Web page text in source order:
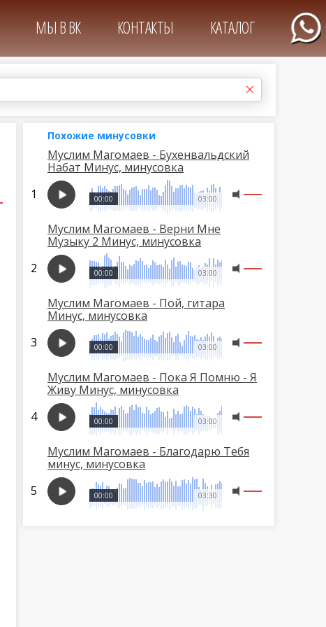
МЫ В ВК КОНТАКТЫ КАТАЛОГ
Похожие минусовки
Муслим Магомаев - Бухенвальдский
Набат Минус, минусовка
03:00
00:00
Муслим Магомаев - Верни Мне
Музыку 2 Минус, минусовка
03:00
00:00
Муслим Магомаев - Пой, гитара
Минус, минусовка
03:00
00:00
Муслим Магомаев - Пока Я Помню - Я
Живу Минус, минусовка
03:00
00:00
Муслим Магомаев - Благодарю Тебя
минус, минусовка
03:30
00:00